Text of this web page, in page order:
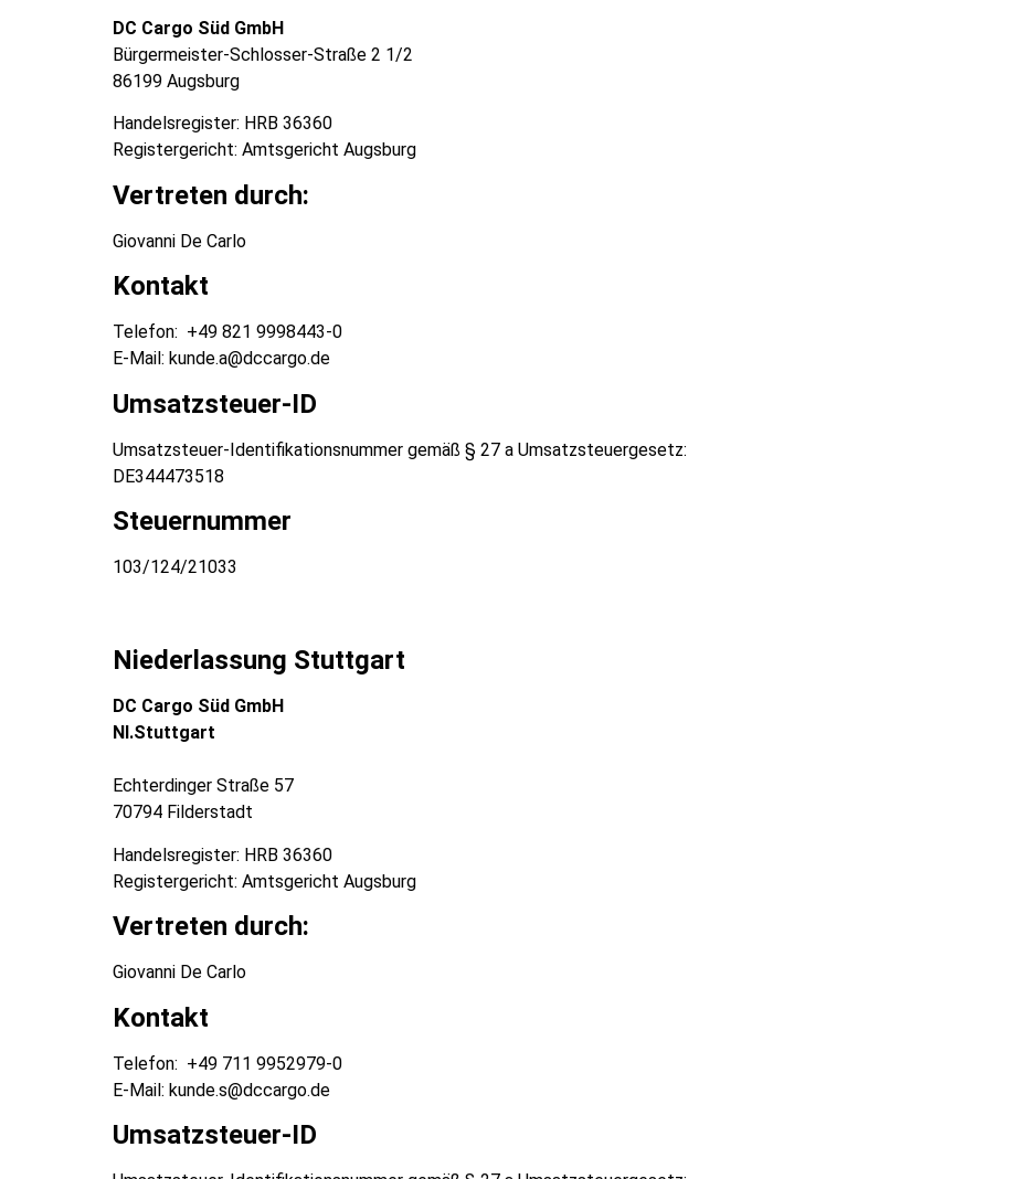
DC Cargo Süd GmbH
Bürgermeister-Schlosser-Straße 2 1/2
86199 Augsburg
Handelsregister: HRB 36360
Registergericht: Amtsgericht Augsburg
Vertreten durch:
Giovanni De Carlo
Kontakt
Telefon: +49 821 9998443-0
E-Mail: kunde.a@dccargo.de
Umsatzsteuer-ID
Umsatzsteuer-Identifikationsnummer gemäß § 27 a Umsatzsteuergesetz:
DE344473518
Steuernummer
103/124/21033
Niederlassung Stuttgart
DC Cargo Süd GmbH
Nl.Stuttgart
Echterdinger Straße 57
70794 Filderstadt
Handelsregister: HRB 36360
Registergericht: Amtsgericht Augsburg
Vertreten durch:
Giovanni De Carlo
Kontakt
Telefon: +49 711 9952979-0
E-Mail: kunde.s@dccargo.de
Umsatzsteuer-ID